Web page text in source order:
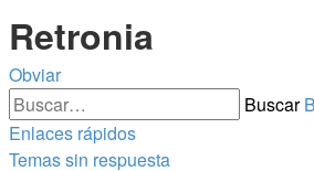
Retronia
Obviar
Buscar
Enlaces rápidos
Temas sin respuesta